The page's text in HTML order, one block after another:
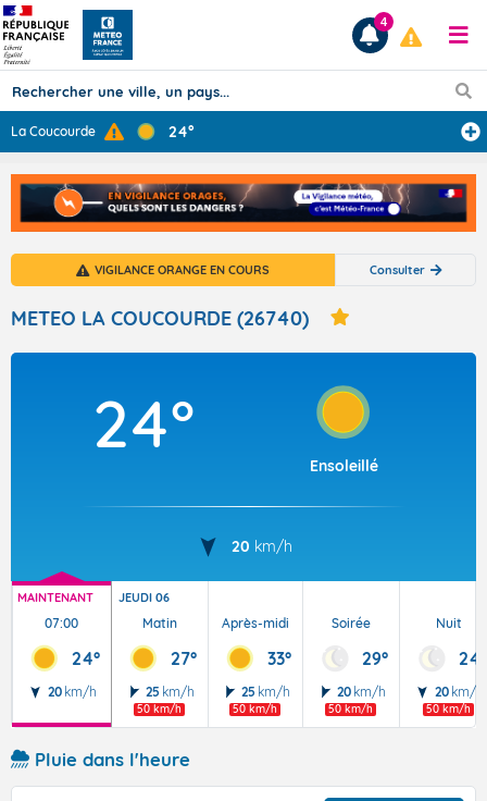
Prévisions
TOUS LES RÉSULTATS
Articles
4
La Coucourde 24°
VIGILANCE ORANGE EN COURS Consulter
METEO LA COUCOURDE (26740)
24°
Ensoleillé
20 km/h
MAINTENANT
07:00
24°
20 km/h
JEUDI 06
Matin
27°
25 km/h
50 km/h
Après-midi
33°
25 km/h
50 km/h
Soirée
29°
20 km/h
50 km/h
Nuit
24°
20 km/h
50 km/h
Pluie dans l'heure